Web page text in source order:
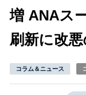
増 ANAス
刷新に改
コラム＆ニュース